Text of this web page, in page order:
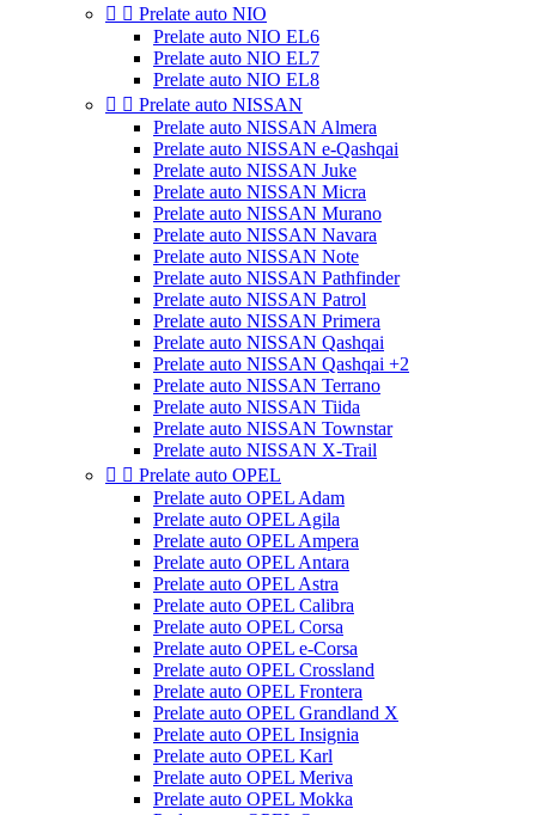
  Prelate auto NIO
Prelate auto NIO EL6
Prelate auto NIO EL7
Prelate auto NIO EL8
  Prelate auto NISSAN
Prelate auto NISSAN Almera
Prelate auto NISSAN e-Qashqai
Prelate auto NISSAN Juke
Prelate auto NISSAN Micra
Prelate auto NISSAN Murano
Prelate auto NISSAN Navara
Prelate auto NISSAN Note
Prelate auto NISSAN Pathfinder
Prelate auto NISSAN Patrol
Prelate auto NISSAN Primera
Prelate auto NISSAN Qashqai
Prelate auto NISSAN Qashqai +2
Prelate auto NISSAN Terrano
Prelate auto NISSAN Tiida
Prelate auto NISSAN Townstar
Prelate auto NISSAN X-Trail
  Prelate auto OPEL
Prelate auto OPEL Adam
Prelate auto OPEL Agila
Prelate auto OPEL Ampera
Prelate auto OPEL Antara
Prelate auto OPEL Astra
Prelate auto OPEL Calibra
Prelate auto OPEL Corsa
Prelate auto OPEL e-Corsa
Prelate auto OPEL Crossland
Prelate auto OPEL Frontera
Prelate auto OPEL Grandland X
Prelate auto OPEL Insignia
Prelate auto OPEL Karl
Prelate auto OPEL Meriva
Prelate auto OPEL Mokka